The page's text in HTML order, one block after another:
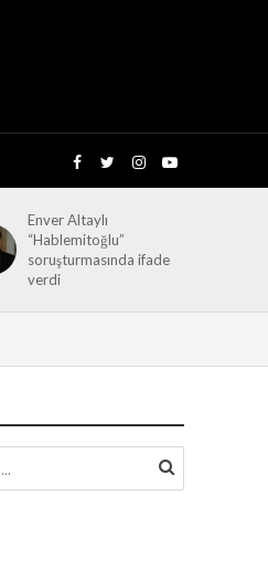
Enver Altaylı
“Hablemitoğlu”
soruşturmasında ifade
verdi